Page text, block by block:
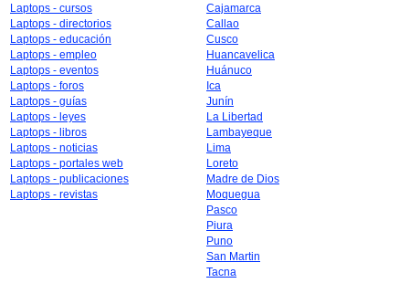
Laptops - cursos
Laptops - directorios
Laptops - educación
Laptops - empleo
Laptops - eventos
Laptops - foros
Laptops - guías
Laptops - leyes
Laptops - libros
Laptops - noticias
Laptops - portales web
Laptops - publicaciones
Laptops - revistas
Cajamarca
Callao
Cusco
Huancavelica
Huánuco
Ica
Junín
La Libertad
Lambayeque
Lima
Loreto
Madre de Dios
Moquegua
Pasco
Piura
Puno
San Martin
Tacna